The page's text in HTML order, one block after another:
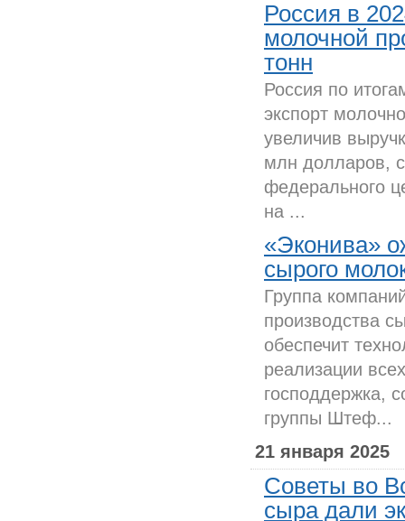
Россия в
молочной
тонн
Россия по
экспорт
увеличив
млн долларов,
федерального
на ...
«Эконива»
сырого
Группа
производства
обеспечит
реализации
господдержка,
группы Штеф...
21 января 2025
Советы во
сыра дали